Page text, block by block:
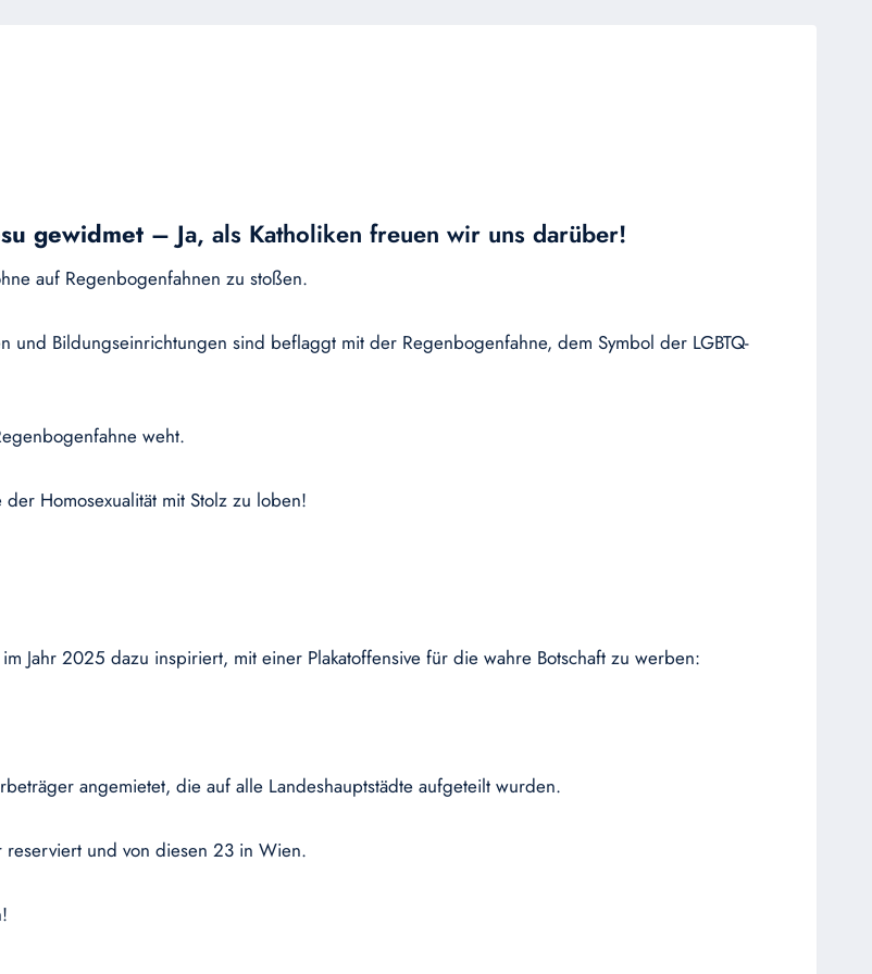
gewidmet – Ja, als Katholiken freuen wir uns darüber!
auf Regenbogenfahnen zu stoßen.
und Bildungseinrichtungen sind beflaggt mit der Regenbogenfahne, dem Symbol der LGBTQ-
weht.
Homosexualität mit Stolz zu loben!
Jahr 2025 dazu inspiriert, mit einer Plakatoffensive für die wahre Botschaft zu werben:
angemietet, die auf alle Landeshauptstädte aufgeteilt wurden.
und von diesen 23 in Wien.